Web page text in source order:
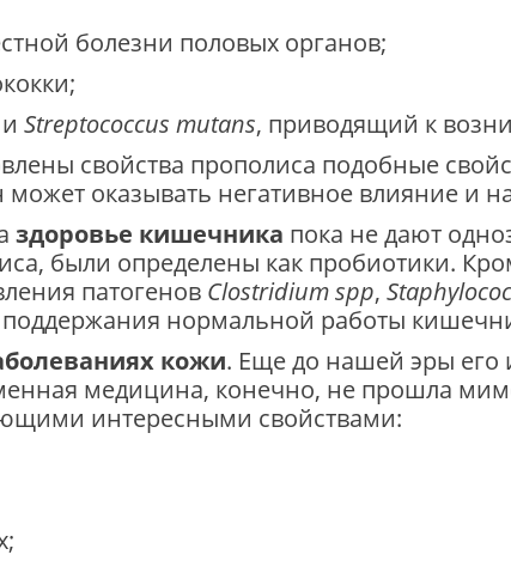
болезни половых органов;
Streptococcus mutans, приводящий к
свойства прополиса подобные
может оказывать негативное влияние
здоровье кишечника пока не дают
были определены как пробиотики.
патогенов Clostridium spp,
поддержания нормальной работы
кожи. Еще до нашей эры его
медицина, конечно, не прошла
интересными свойствами: